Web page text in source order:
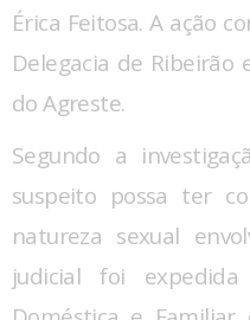
Érica Feitosa. A ação
Delegacia de Ribeirão
do Agreste.
Segundo a
suspeito possa ter
natureza sexual
judicial foi